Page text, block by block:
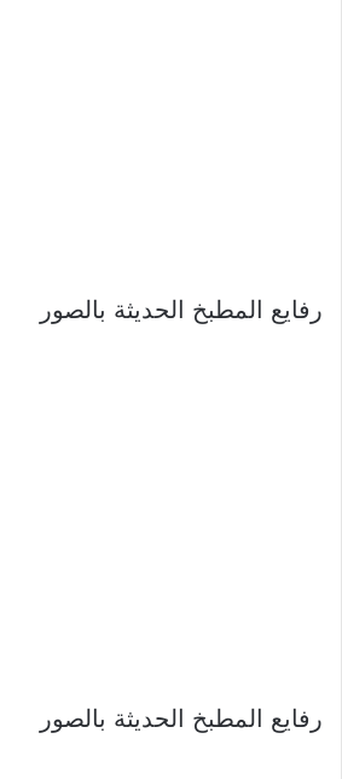
رفايع المطبخ الحديثة بالصور
رفايع المطبخ الحديثة بالصور